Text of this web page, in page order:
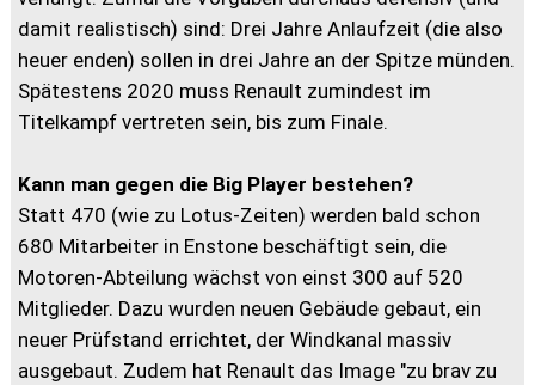
damit realistisch) sind: Drei Jahre Anlaufzeit (die also
heuer enden) sollen in drei Jahre an der Spitze münden.
Spätestens 2020 muss Renault zumindest im
Titelkampf vertreten sein, bis zum Finale.
Kann man gegen die Big Player bestehen?
Statt 470 (wie zu Lotus-Zeiten) werden bald schon
680 Mitarbeiter in Enstone beschäftigt sein, die
Motoren-Abteilung wächst von einst 300 auf 520
Mitglieder. Dazu wurden neuen Gebäude gebaut, ein
neuer Prüfstand errichtet, der Windkanal massiv
ausgebaut. Zudem hat Renault das Image "zu brav zu